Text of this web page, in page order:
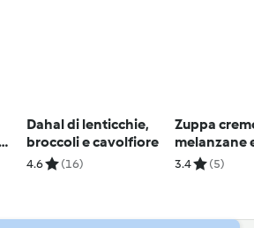
Dahal di lenticchie,
broccoli e cavolfiore
4.6 (16)
Zuppa
melanzane
3.4 (5)